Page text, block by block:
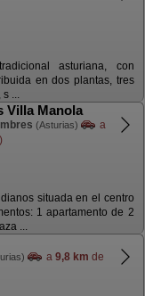
asturiana, con
en dos plantas, tres
...
Villa Manola
(Asturias)
a
situada en el centro
1 apartamento de 2
...
a 9,8 km de